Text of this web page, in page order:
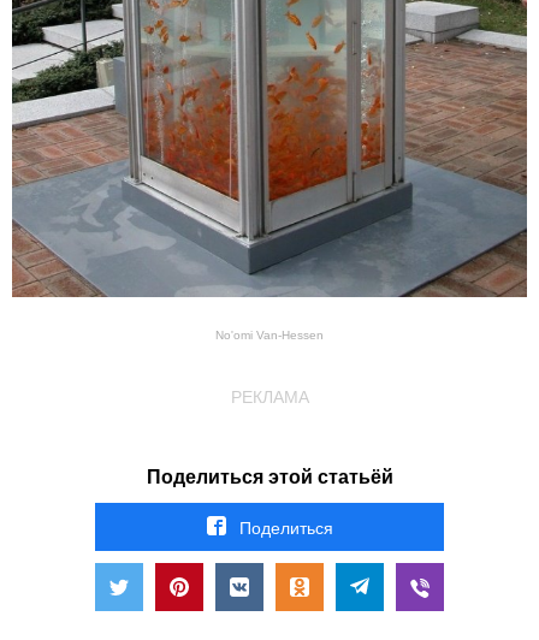
No'omi Van-Hessen
РЕКЛАМА
Поделиться этой статьёй
Поделиться